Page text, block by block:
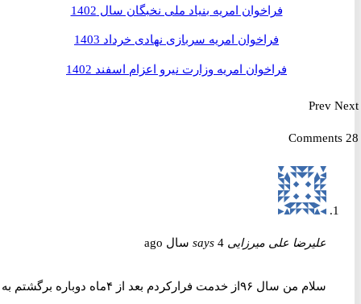
فراخوان امریه بنیاد ملی نخبگان سال 1402
فراخوان امریه سربازی نهادی خرداد 1403
فراخوان امریه وزارت نیرو اعزام اسفند 1402
Prev
علیرضا علی میرزایی says 4 سال ago
سلام من سال ۹۶از خدمت فرارکردم بعد از ۴ماه دوباره برگشتم به